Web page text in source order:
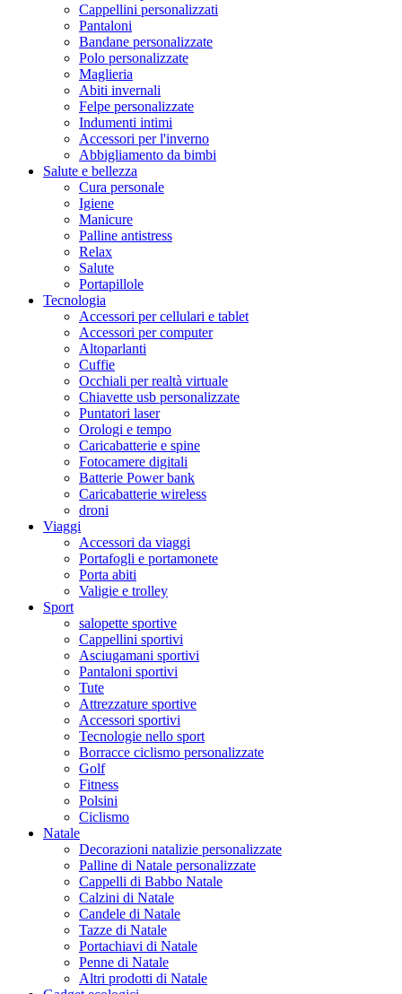
Cappellini personalizzati
Pantaloni
Bandane personalizzate
Polo personalizzate
Maglieria
Abiti invernali
Felpe personalizzate
Indumenti intimi
Accessori per l'inverno
Abbigliamento da bimbi
Salute e bellezza
Cura personale
Igiene
Manicure
Palline antistress
Relax
Salute
Portapillole
Tecnologia
Accessori per cellulari e tablet
Accessori per computer
Altoparlanti
Cuffie
Occhiali per realtà virtuale
Chiavette usb personalizzate
Puntatori laser
Orologi e tempo
Caricabatterie e spine
Fotocamere digitali
Batterie Power bank
Caricabatterie wireless
droni
Viaggi
Accessori da viaggi
Portafogli e portamonete
Porta abiti
Valigie e trolley
Sport
salopette sportive
Cappellini sportivi
Asciugamani sportivi
Pantaloni sportivi
Tute
Attrezzature sportive
Accessori sportivi
Tecnologie nello sport
Borracce ciclismo personalizzate
Golf
Fitness
Polsini
Ciclismo
Natale
Decorazioni natalizie personalizzate
Palline di Natale personalizzate
Cappelli di Babbo Natale
Calzini di Natale
Candele di Natale
Tazze di Natale
Portachiavi di Natale
Penne di Natale
Altri prodotti di Natale